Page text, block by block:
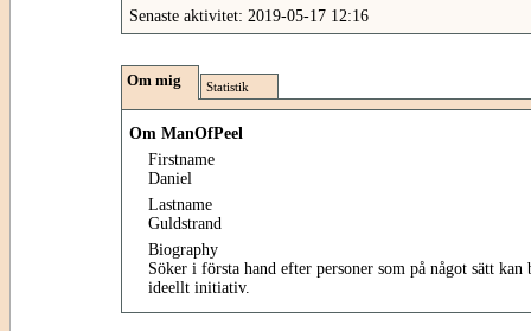
Senaste aktivitet: 2019-05-17 12:16
Om mig Statistik
Om ManOfPeel
Firstname
Daniel
Lastname
Guldstrand
Biography
Söker i första hand efter personer som på något sätt
ideellt initiativ.